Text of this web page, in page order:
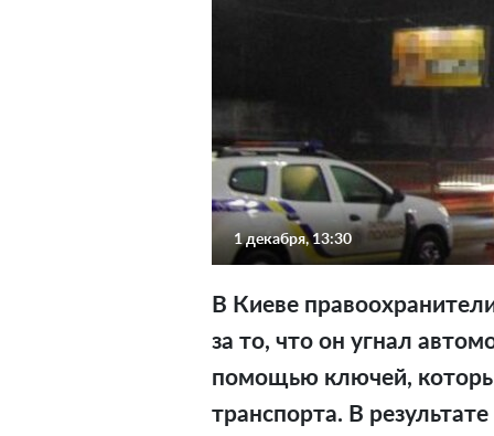
1 декабря, 13:30
В Киеве
за то, что он угнал
помощью ключей,
транспорта. В